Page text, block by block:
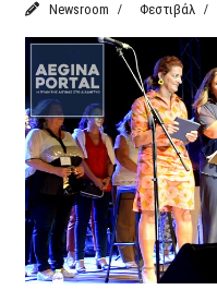
Newsroom Φεστιβάλ